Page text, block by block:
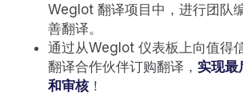
Weglot 翻译项目中，进行团队
善翻译。
通过从Weglot 仪表板上向值得
翻译合作伙伴订购翻译， 实现最
和审核！